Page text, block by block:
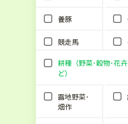
養豚
競走馬
耕種（野菜･穀物･花
ど）
露地野菜･
畑作